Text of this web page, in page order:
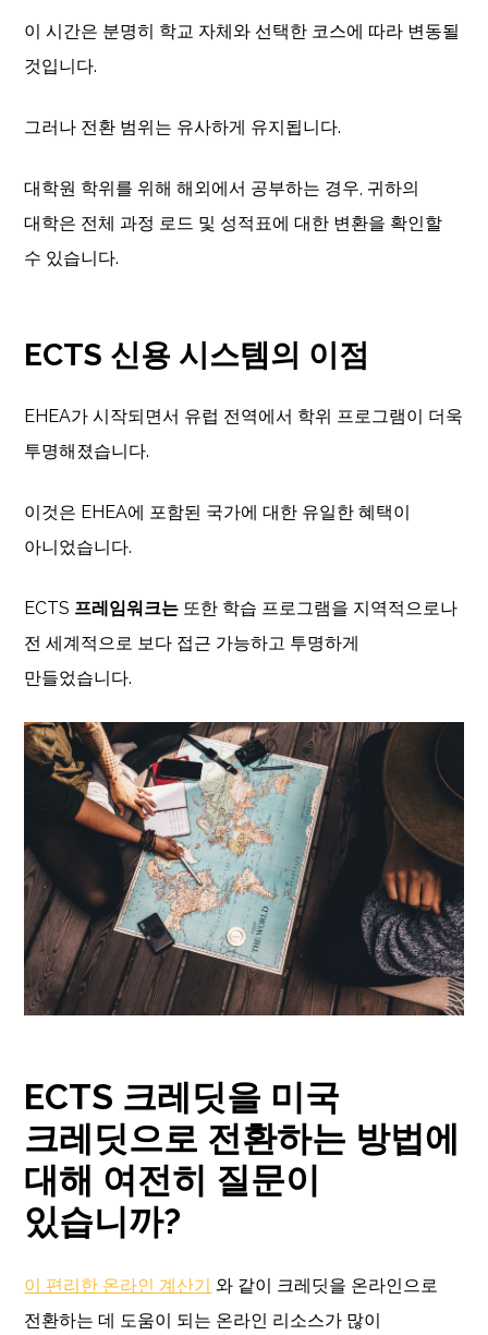
이 시간은 분명히 학교 자체와 선택한 코스에 따라 변동될
것입니다.
그러나 전환 범위는 유사하게 유지됩니다.
대학원 학위를 위해 해외에서 공부하는 경우, 귀하의
대학은 전체 과정 로드 및 성적표에 대한 변환을 확인할
수 있습니다.
ECTS 신용 시스템의 이점
EHEA가 시작되면서 유럽 전역에서 학위 프로그램이 더욱
투명해졌습니다.
이것은 EHEA에 포함된 국가에 대한 유일한 혜택이
아니었습니다.
ECTS 프레임워크는 또한 학습 프로그램을 지역적으로나
전 세계적으로 보다 접근 가능하고 투명하게
만들었습니다.
ECTS 크레딧을 미국
크레딧으로 전환하는 방법에
대해 여전히 질문이
있습니까?
이 편리한 온라인 계산기 와 같이 크레딧을 온라인으로
전환하는 데 도움이 되는 온라인 리소스가 많이